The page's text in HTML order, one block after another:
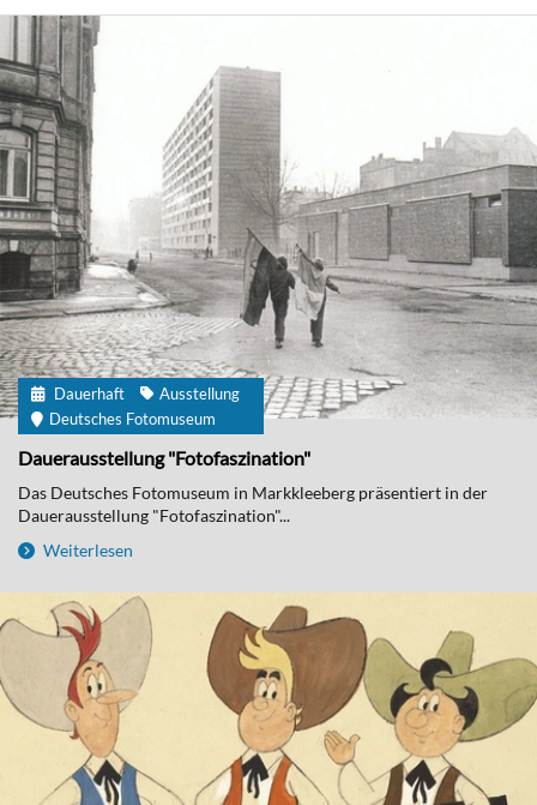
Dauerhaft
Ausstellung
Deutsches Fotomuseum
Dauerausstellung "Fotofaszination"
Das Deutsches Fotomuseum in Markkleeberg präsentiert in der
Dauerausstellung "Fotofaszination"...
Weiterlesen